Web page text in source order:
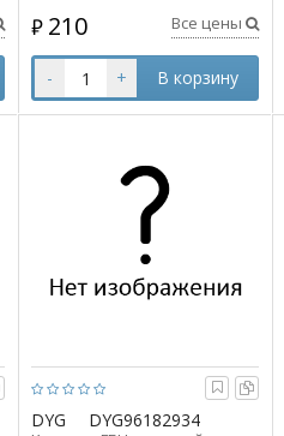
₽ 210 Все цены
- + В корзину
DYG DYG96182934